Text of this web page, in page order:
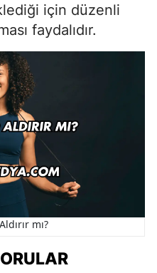
için düzenli
faydalıdır.
mı?